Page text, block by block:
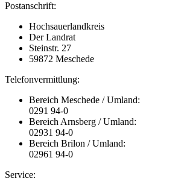
Postanschrift:
Hochsauerlandkreis
Der Landrat
Steinstr. 27
59872 Meschede
Telefonvermittlung:
Bereich Meschede / Umland:
0291 94-0
Bereich Arnsberg / Umland:
02931 94-0
Bereich Brilon / Umland:
02961 94-0
Service: